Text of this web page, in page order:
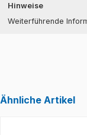
Hinweise
Weiterführende
Ähnliche Artikel